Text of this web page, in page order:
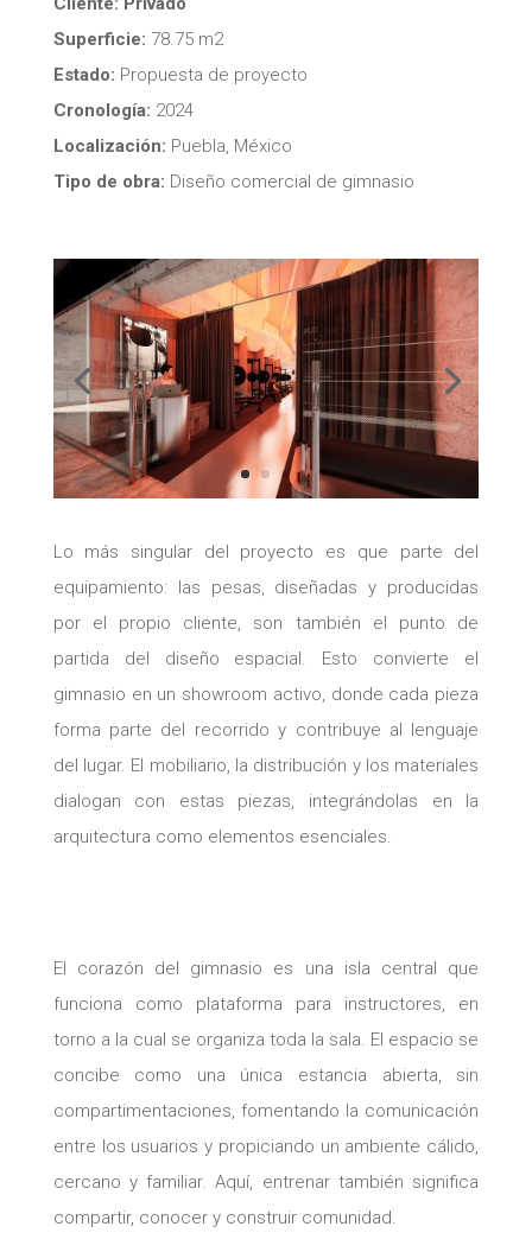
Superficie: 78.75 m2
Estado: Propuesta de proyecto
Cronología: 2024
Localización: Puebla, México
Tipo de obra: Diseño comercial de gimnasio
Lo más singular del proyecto es que parte del
equipamiento: las pesas, diseñadas y producidas
por el propio cliente, son también el punto de
partida del diseño espacial. Esto convierte el
gimnasio en un showroom activo, donde cada pieza
forma parte del recorrido y contribuye al lenguaje
del lugar. El mobiliario, la distribución y los materiales
dialogan con estas piezas, integrándolas en la
arquitectura como elementos esenciales.
El corazón del gimnasio es una isla central que
funciona como plataforma para instructores, en
torno a la cual se organiza toda la sala. El espacio se
concibe como una única estancia abierta, sin
compartimentaciones, fomentando la comunicación
entre los usuarios y propiciando un ambiente cálido,
cercano y familiar. Aquí, entrenar también significa
compartir, conocer y construir comunidad.